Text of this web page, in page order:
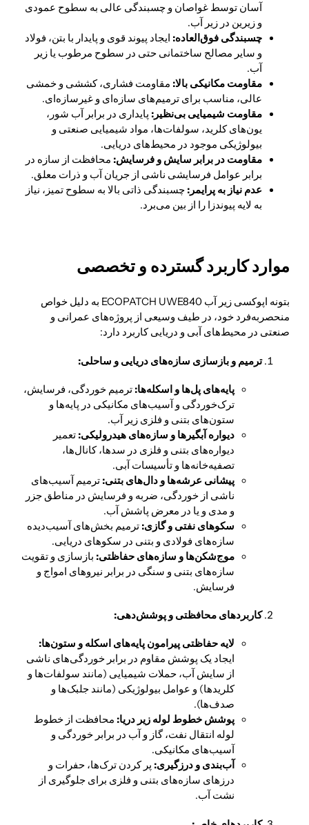
آسان توسط غواصان و چسبندگی عالی به سطوح عمودی
و زیرین در زیر آب.
چسبندگی فوق‌العاده: ایجاد پیوند قوی و پایدار با بتن، فولاد
و سایر مصالح ساختمانی حتی در سطوح مرطوب یا زیر
آب.
مقاومت مکانیکی بالا: مقاومت فشاری، کششی و خمشی
عالی، مناسب برای ترمیم‌های سازه‌ای و غیرسازه‌ای.
مقاومت شیمیایی بی‌نظیر: پایداری در برابر آب شور،
یون‌های کلرید، سولفات‌ها، مواد شیمیایی صنعتی و
بیولوژیکی موجود در محیط‌های دریایی.
مقاومت در برابر سایش و فرسایش: محافظت از سازه در
برابر عوامل فرسایشی ناشی از جریان آب و ذرات معلق.
عدم نیاز به پرایمر: چسبندگی ذاتی بالا به سطوح تمیز، نیاز
به لایه پیوندزا را از بین می‌برد.
موارد کاربرد گسترده و تخصصی
بتونه اپوکسی زیر آب ECOPATCH UWE840 به دلیل خواص
منحصربه‌فرد خود، در طیف وسیعی از پروژه‌های عمرانی و
صنعتی در محیط‌های آبی و دریایی کاربرد دارد:
ترمیم و بازسازی سازه‌های دریایی و ساحلی:
پایه‌های پل‌ها و اسکله‌ها: ترمیم خوردگی، فرسایش،
ترک‌خوردگی و آسیب‌های مکانیکی در پایه‌ها و
ستون‌های بتنی و فلزی زیر آب.
دیواره آبگیرها و سازه‌های هیدرولیکی: تعمیر
دیواره‌های بتنی و فلزی در سدها، کانال‌ها،
تصفیه‌خانه‌ها و تأسیسات آبی.
پیشانی عرشه‌ها و دال‌های بتنی: ترمیم آسیب‌های
ناشی از خوردگی، ضربه و فرسایش در مناطق جزر
و مدی و یا در معرض پاشش آب.
سکوهای نفتی و گازی: ترمیم بخش‌های آسیب‌دیده
سازه‌های فولادی و بتنی در سکوهای دریایی.
موج‌شکن‌ها و سازه‌های حفاظتی: بازسازی و تقویت
سازه‌های بتنی و سنگی در برابر نیروهای امواج و
فرسایش.
کاربردهای محافظتی و پوشش‌دهی:
لایه حفاظتی پیرامون پایه‌های اسکله و ستون‌ها:
ایجاد یک پوشش مقاوم در برابر خوردگی‌های ناشی
از سایش آب، حملات شیمیایی (مانند سولفات‌ها و
کلریدها) و عوامل بیولوژیکی (مانند جلبک‌ها و
صدف‌ها).
پوشش خطوط لوله زیر دریا: محافظت از خطوط
لوله انتقال نفت، گاز و آب در برابر خوردگی و
آسیب‌های مکانیکی.
آب‌بندی و درزگیری: پر کردن ترک‌ها، حفرات و
درزهای سازه‌های بتنی و فلزی برای جلوگیری از
نشت آب.